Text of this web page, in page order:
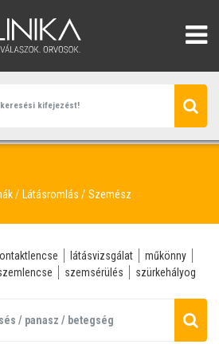
Látásromlás Szemész
látásvizsgálat
műkönny
szemsérülés szürkehályog